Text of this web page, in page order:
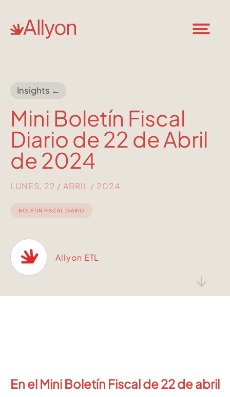
↓
Insights ←
Mini Boletín Fiscal
Diario de 22 de Abril
de 2024
LUNES, 22 / ABRIL / 2024
BOLETÍN FISCAL DIARIO
Allyon ETL
En el Mini Boletín Fiscal de 22 de abril